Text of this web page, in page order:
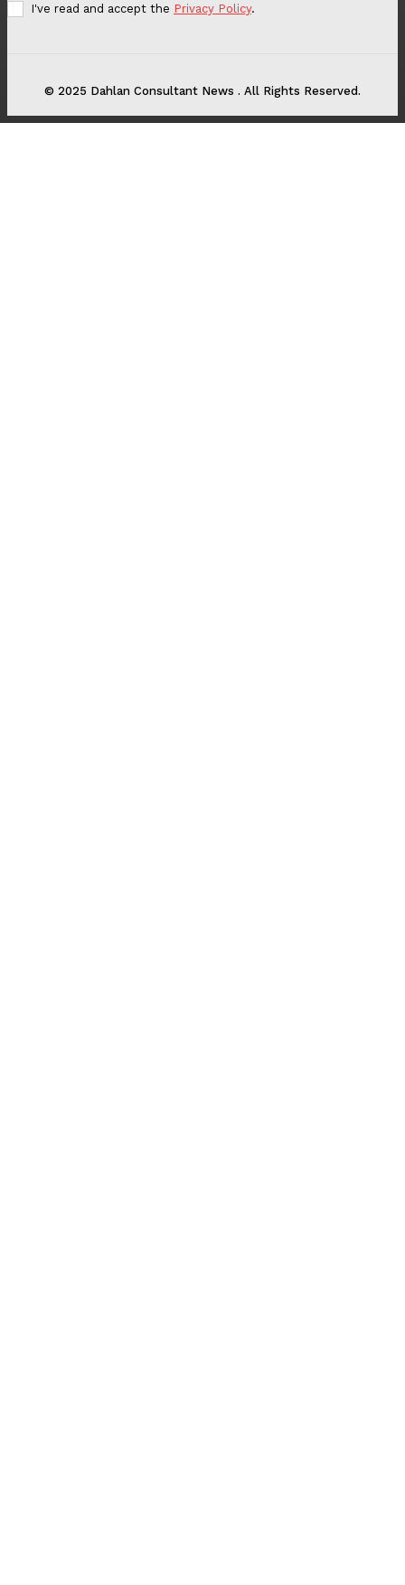
I've read and accept the Privacy Policy.
© 2025 Dahlan Consultant News . All Rights Reserved.